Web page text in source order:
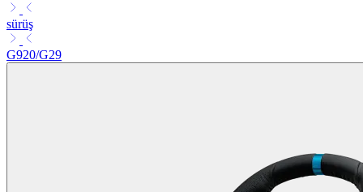
sürüş
G920/G29